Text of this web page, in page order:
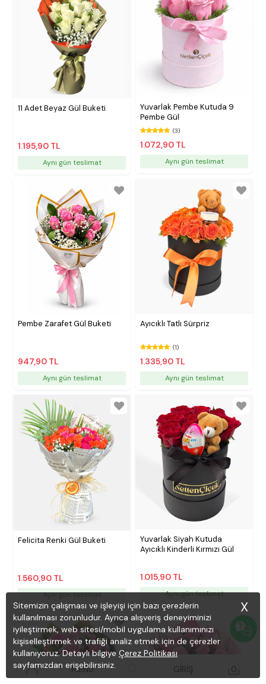
MENÜ GİRİŞ 0
11 Adet Beyaz Gül Buketi
1.195,90 TL
Aynı gün teslimat
Yuvarlak Pembe Kutuda 9
Pembe Gül
(3)
1.072,90 TL
Aynı gün teslimat
Pembe Zarafet Gül Buketi
947,90 TL
Aynı gün teslimat
Ayıcıklı Tatlı Sürpriz
(1)
1.335,90 TL
Aynı gün teslimat
Felicita Renki Gül Buketi
1.560,90 TL
Aynı gün teslimat
Yuvarlak Siyah Kutuda
Ayıcıklı Kinderli Kırmızı Gül
1.015,90 TL
Aynı gün teslimat
Sitemizin çalışması ve işleyişi için bazı çerezlerin
kullanılması zorunludur. Ayrıca alışveriş deneyiminizi
iyileştirmek, web sitesi/mobil uygulama kullanımınızı
kişiselleştirmek ve trafiği analiz etmek için de çerezler
kullanıyoruz. Detaylı bilgiye Çerez Politikası
sayfamızdan erişebilirsiniz.
X